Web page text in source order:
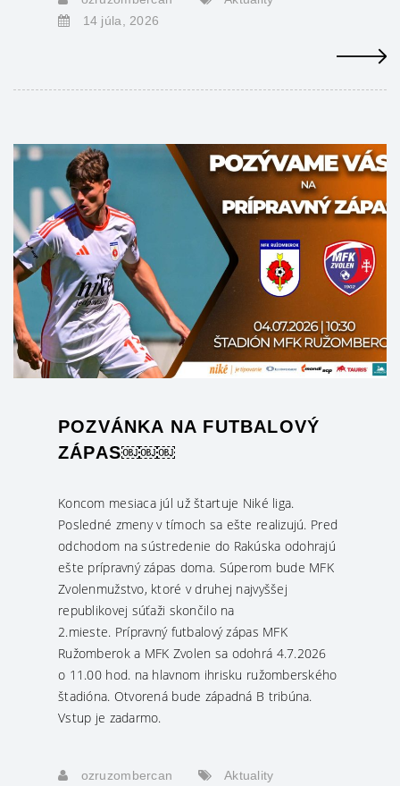
14 júla, 2026
POZVÁNKA NA FUTBALOVÝ
ZÁPAS￼￼￼
Koncom mesiaca júl už štartuje Niké liga.
Posledné zmeny v tímoch sa ešte realizujú. Pred
odchodom na sústredenie do Rakúska odohrajú
ešte prípravný zápas doma. Súperom bude MFK
Zvolenmužstvo, ktoré v druhej najvyššej
republikovej súťaži skončilo na
2.mieste. Prípravný futbalový zápas MFK
Ružomberok a MFK Zvolen sa odohrá 4.7.2026
o 11.00 hod. na hlavnom ihrisku ružomberského
štadióna. Otvorená bude západná B tribúna.
Vstup je zadarmo.
ozruzombercan
Aktuality